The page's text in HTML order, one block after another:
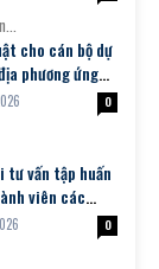
cho cán bộ dự
ứng
0
tư vấn tập huấn
viên các
0